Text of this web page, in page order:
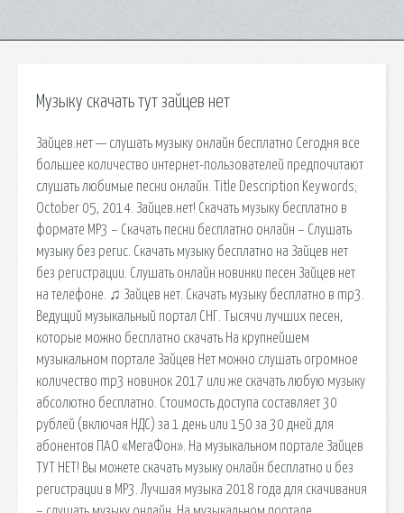
Музыку скачать тут зайцев нет
Зайцев.нет — слушать музыку онлайн бесплатно Сегодня все
большее количество интернет-пользователей предпочитают
слушать любимые песни онлайн. Title Description Keywords;
October 05, 2014. Зайцев.нет! Скачать музыку бесплатно в
формате MP3 – Скачать песни бесплатно онлайн – Слушать
музыку без регис. Скачать музыку бесплатно на Зайцев нет
без регистрации. Слушать онлайн новинки песен Зайцев нет
на телефоне. ♫ Зайцев нет. Скачать музыку бесплатно в mp3.
Ведущий музыкальный портал СНГ. Тысячи лучших песен,
которые можно бесплатно скачать На крупнейшем
музыкальном портале Зайцев Нет можно слушать огромное
количество mp3 новинок 2017 или же скачать любую музыку
абсолютно бесплатно. Стоимость доступа составляет 30
рублей (включая НДС) за 1 день или 150 за 30 дней для
абонентов ПАО «МегаФон». На музыкальном портале Зайцев
ТУТ НЕТ! Вы можете скачать музыку онлайн бесплатно и без
регистрации в MP3. Лучшая музыка 2018 года для скачивания